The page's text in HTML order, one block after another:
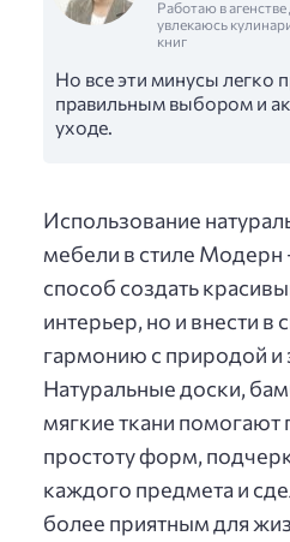
Работаю в
увлекаюсь
книг
Но все эти минусы легко
правильным выбором и
уходе.
Использование
мебели в стиле Модерн
способ создать
интерьер, но и внести в
гармонию с природой и
Натуральные доски,
мягкие ткани помогают
простоту форм,
каждого предмета и
более приятным для